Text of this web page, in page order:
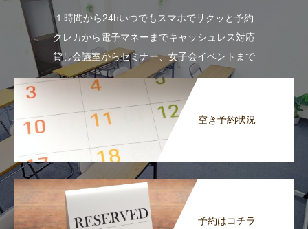
１時間から24hいつでもスマホでサクッと予約
クレカから電子マネーまでキャッシュレス対応
貸し会議室からセミナー、女子会イベントまで
空き予約状況
予約はコチラ